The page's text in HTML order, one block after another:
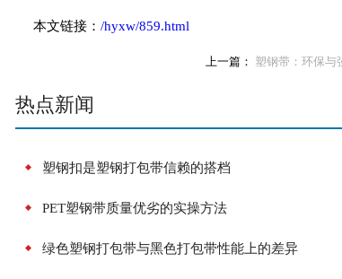
本文链接： /hyxw/859.html
上一篇： 塑钢带：环保与
热点新闻
塑钢扣是塑钢打包带信赖的搭档
PET塑钢带质量优劣的实操方法
绿色塑钢打包带与黑色打包带性能上的差异